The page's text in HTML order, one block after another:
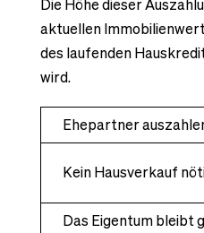
Die Höhe dieser
aktuellen
des laufenden
wird.
Ehepartner
Kein Hausverkauf
Das Eigentum bleibt